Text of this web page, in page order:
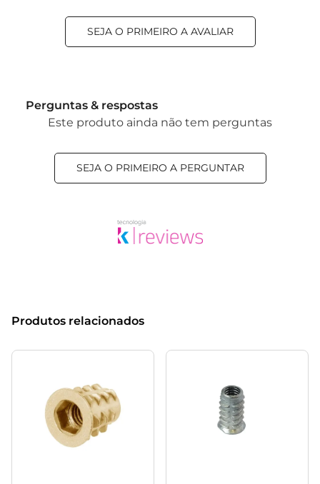
SEJA O PRIMEIRO A AVALIAR
Perguntas & respostas
Este produto ainda não tem perguntas
SEJA O PRIMEIRO A PERGUNTAR
Produtos relacionados